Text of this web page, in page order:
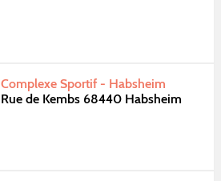
Complexe Sportif - Habsheim
Rue de Kembs 68440 Habsheim